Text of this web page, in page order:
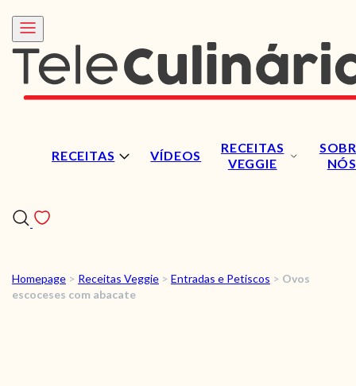
RECEITAS VÍDEOS
RECEITAS
VEGGIE
NÓS
RECEITAS
Homepage > Receitas Veggie > Entradas e Petiscos > Ovos
escoceses com abacate